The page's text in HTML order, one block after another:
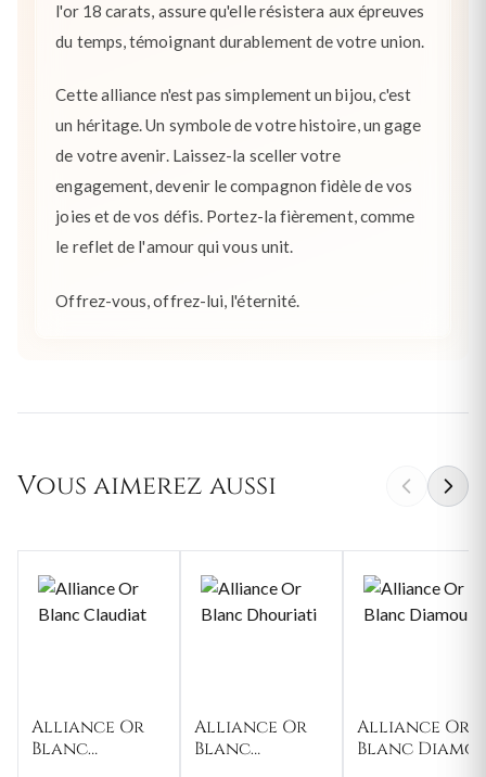
l'or 18 carats, assure qu'elle résistera aux épreuves
du temps, témoignant durablement de votre union.
Cette alliance n'est pas simplement un bijou, c'est
un héritage. Un symbole de votre histoire, un gage
de votre avenir. Laissez-la sceller votre
engagement, devenir le compagnon fidèle de vos
joies et de vos défis. Portez-la fièrement, comme
le reflet de l'amour qui vous unit.
Offrez-vous, offrez-lui, l'éternité.
Vous aimerez aussi
Alliance Or
Blanc
Alliance Or
Blanc
Alliance Or
Blanc